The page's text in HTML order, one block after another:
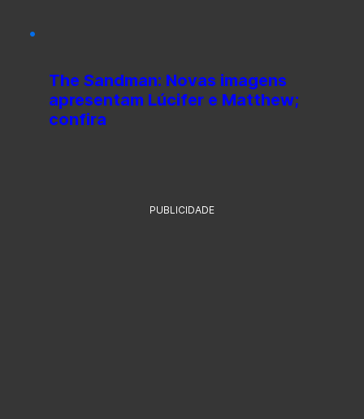
The Sandman: Novas imagens
apresentam Lúcifer e Matthew;
confira
PUBLICIDADE